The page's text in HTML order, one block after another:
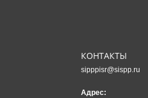
КОНТАКТЫ
sipppisr@sispp.ru
Адрес: